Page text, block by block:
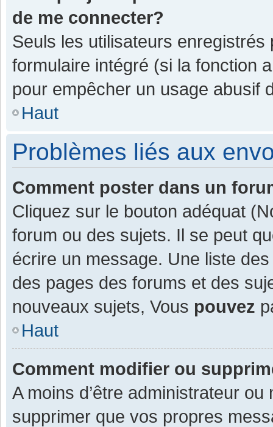
de me connecter?
Seuls les utilisateurs enregistrés
formulaire intégré (si la fonction
pour empêcher un usage abusif
Haut
Problèmes liés aux
Comment poster dans un
Cliquez sur le bouton adéquat
forum ou des sujets. Il se peut
écrire un message. Une liste
des pages des forums et des
nouveaux sujets, Vous pouvez
Haut
Comment modifier ou
A moins d’être administrateur
supprimer que vos propres